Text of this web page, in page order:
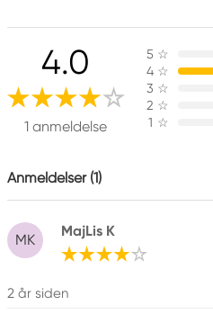
Inneholder 2-methyl-
[MBIT]. Kan gi en allergisk
Ansvarlig EU
Winsor & Newton
Östra Långgatan 87
61930 Trosa, Sweden
4.0
1 anmeldelse
5 ☆
4 ☆
3 ☆
2 ☆
1 ☆
Anmeldelser (1)
MK
MajLis K
2 år siden